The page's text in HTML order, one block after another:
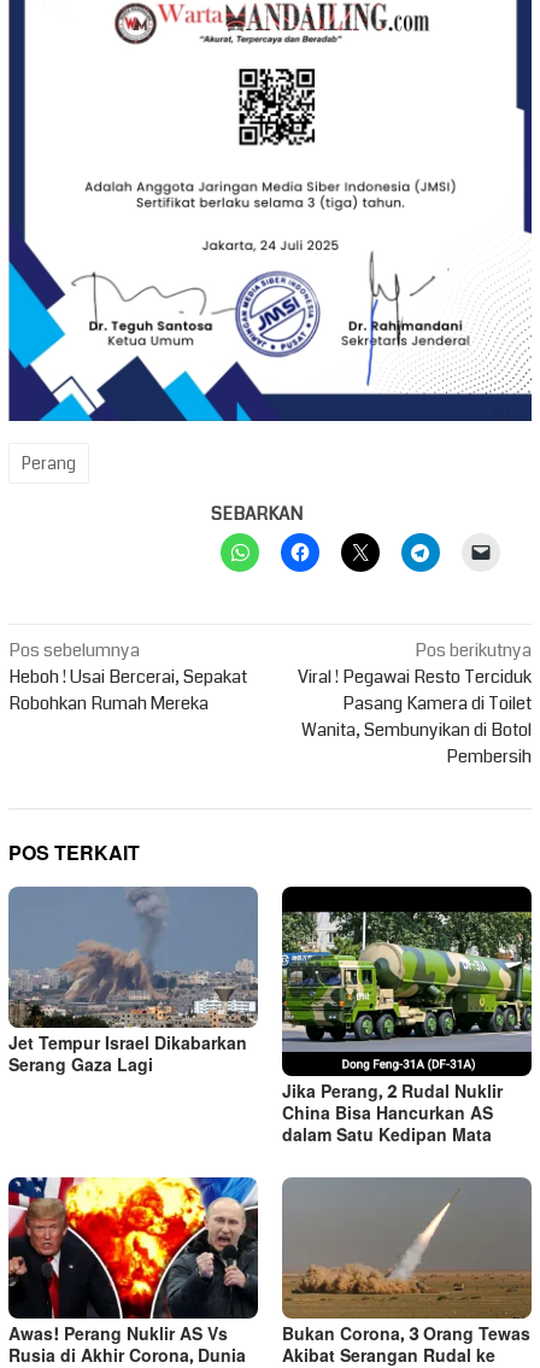
Perang
SEBARKAN
Navigasi
pos
Pos sebelumnya
Heboh ! Usai Bercerai, Sepakat
Robohkan Rumah Mereka
Pos berikutnya
Viral ! Pegawai Resto Terciduk
Pasang Kamera di Toilet
Wanita, Sembunyikan di Botol
Pembersih
POS TERKAIT
Jet Tempur Israel Dikabarkan
Serang Gaza Lagi
Jika Perang, 2 Rudal Nuklir
China Bisa Hancurkan AS
dalam Satu Kedipan Mata
Awas! Perang Nuklir AS Vs
Rusia di Akhir Corona, Dunia
Bukan Corona, 3 Orang Tewas
Akibat Serangan Rudal ke